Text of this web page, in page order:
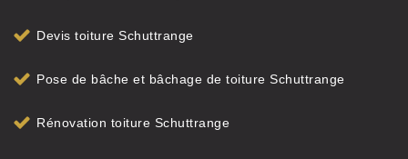
Devis toiture Schuttrange
Pose de bâche et bâchage de toiture Schuttrange
Rénovation toiture Schuttrange